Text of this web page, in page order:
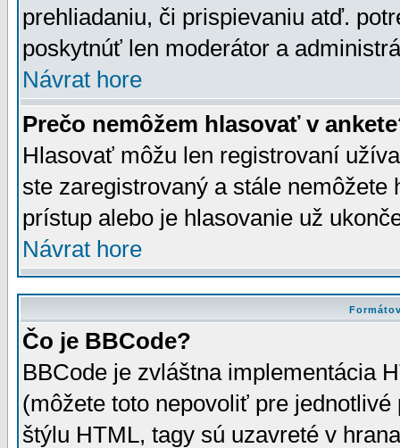
prehliadaniu, či prispievaniu atď.
poskytnúť len moderátor a
Návrat hore
Prečo nemôžem hlasovať v
Hlasovať môžu len registrovaní
ste zaregistrovaný a stále
prístup alebo je hlasovanie už
Návrat hore
Čo je BBCode?
BBCode je zvláštna implementácia
(môžete toto nepovoliť pre
štýlu HTML, tagy sú uzavreté v